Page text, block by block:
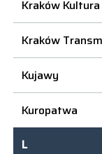
Kraków Kultura
Kraków
Kujawy
Kuropatwa
L